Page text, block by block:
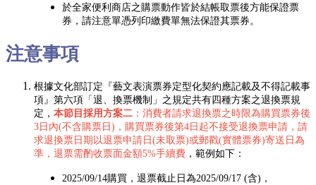
於全家便利商店之購票動作皆於結帳取票後方能保證票
券，請注意單憑列印繳費單無法保證其票券。
注意事項
根據文化部訂定『藝文表演票券定型化契約應記載及不得記載事
項』第六項「退、換票機制」之規定共有四種方案之退換票規
定， 本節目採用方案二 ：消費者請求退換票之時限為購買票券後
3日內(不含購票日)，購買票券後第4日起不接受退換票申請，請
求退換票日期以退票申請日(未取票)或郵戳(實體票券)寄送日為
準，退票需酌收票面金額5%手續費 ，範例如下：
2025/09/14購買，退票截止日為2025/09/17 (含)，